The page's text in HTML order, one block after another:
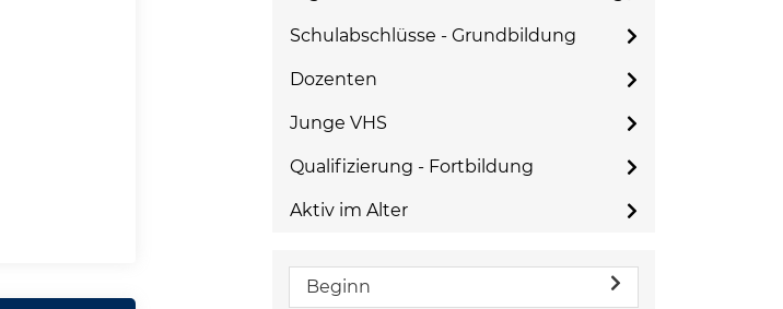
Schulabschlüsse - Grundbildung
Dozenten
Junge VHS
Qualifizierung - Fortbildung
Aktiv im Alter
Beginn